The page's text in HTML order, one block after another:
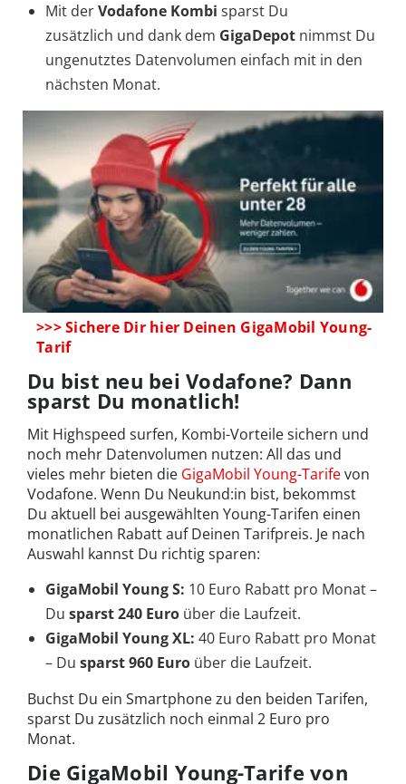
Mit derVodafone Kombi sparst Du
zusätzlich und dank dem GigaDepot nimmst Du
ungenutztes Datenvolumen einfach mit in den
nächsten Monat.
>>> Sichere Dir hier Deinen GigaMobil Young-
Tarif
Du bist neu bei Vodafone? Dann
sparst Du monatlich!
Mit Highspeed surfen, Kombi-Vorteile sichern und
noch mehr Datenvolumen nutzen: All das und
vieles mehr bieten die GigaMobil Young-Tarifevon
Vodafone. Wenn Du Neukund:in bist, bekommst
Du aktuell bei ausgewählten Young-Tarifen einen
monatlichen Rabatt auf Deinen Tarifpreis. Je nach
Auswahl kannst Du richtig sparen:
GigaMobil Young S: 10 Euro Rabatt pro Monat–
Du sparst 240 Euro über die Laufzeit.
GigaMobil Young XL: 40 Euro Rabatt pro Monat
– Du sparst 960 Euro über die Laufzeit.
Buchst Du ein Smartphone zu den beiden Tarifen,
sparst Du zusätzlich noch einmal 2 Euro pro
Monat.
Die GigaMobil Young-Tarife von